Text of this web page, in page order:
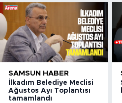
SAMSUN HABER
İlkadım Belediye Meclisi
Ağustos Ayı Toplantısı
tamamlandı